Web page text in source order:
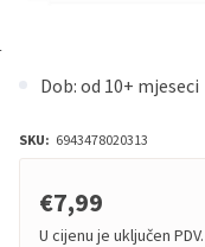
Dob: od 10+ mjeseci
SKU: 6943478020313
€7,99
U cijenu je uključen PDV.